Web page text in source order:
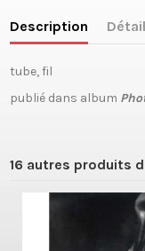
Description
tube, fil
publié dans album
16 autres produits